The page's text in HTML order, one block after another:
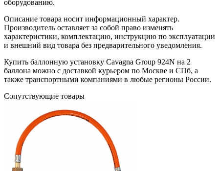
оборудованию.
Описание товара носит информационный характер.
Производитель оставляет за собой право изменять
характеристики, комплектацию, инструкцию по эксплуатации
и внешний вид товара без предварительного уведомления.
Купить баллонную установку Cavagna Group 924N на 2
баллона можно с доставкой курьером по Москве и СПб, а
также транспортными компаниями в любые регионы России.
Сопутствующие товары